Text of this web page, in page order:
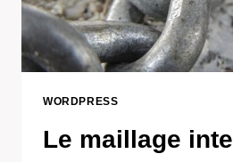
WORDPRESS
Le maillage